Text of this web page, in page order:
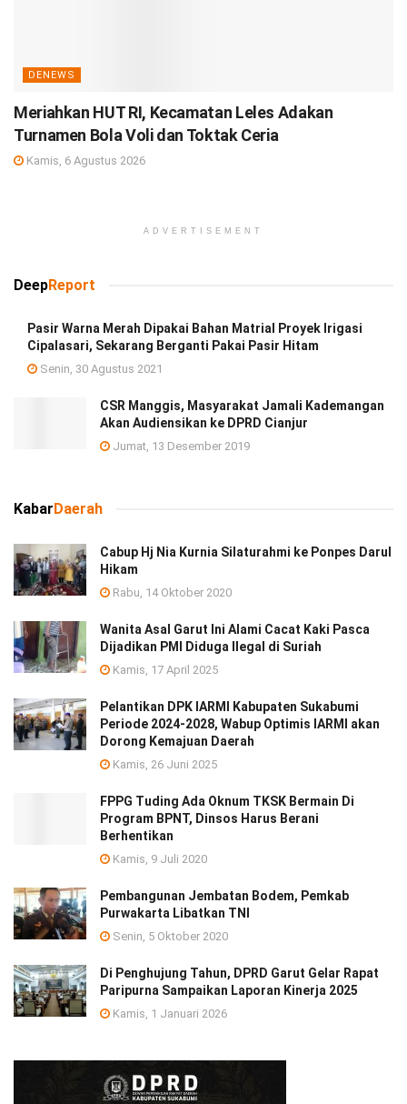
DENEWS
Meriahkan HUT RI, Kecamatan Leles Adakan
Turnamen Bola Voli dan Toktak Ceria
Kamis, 6 Agustus 2026
ADVERTISEMENT
DeepReport
Pasir Warna Merah Dipakai Bahan Matrial Proyek Irigasi
Cipalasari, Sekarang Berganti Pakai Pasir Hitam
Senin, 30 Agustus 2021
CSR Manggis, Masyarakat Jamali Kademangan
Akan Audiensikan ke DPRD Cianjur
Jumat, 13 Desember 2019
KabarDaerah
Cabup Hj Nia Kurnia Silaturahmi ke Ponpes Darul
Hikam
Rabu, 14 Oktober 2020
Wanita Asal Garut Ini Alami Cacat Kaki Pasca
Dijadikan PMI Diduga Ilegal di Suriah
Kamis, 17 April 2025
Pelantikan DPK IARMI Kabupaten Sukabumi
Periode 2024-2028, Wabup Optimis IARMI akan
Dorong Kemajuan Daerah
Kamis, 26 Juni 2025
FPPG Tuding Ada Oknum TKSK Bermain Di
Program BPNT, Dinsos Harus Berani
Berhentikan
Kamis, 9 Juli 2020
Pembangunan Jembatan Bodem, Pemkab
Purwakarta Libatkan TNI
Senin, 5 Oktober 2020
Di Penghujung Tahun, DPRD Garut Gelar Rapat
Paripurna Sampaikan Laporan Kinerja 2025
Kamis, 1 Januari 2026